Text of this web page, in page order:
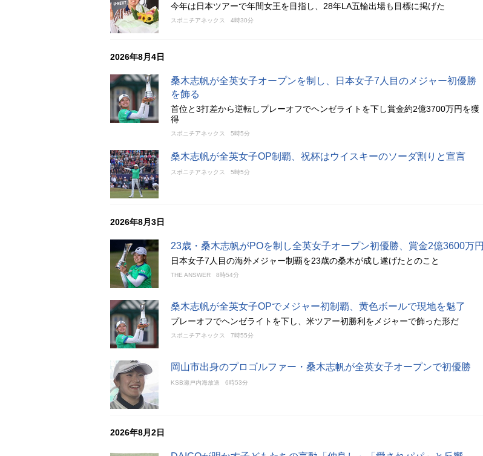
今年は日本ツアーで年間女王を目指し、28年LA五輪出場も目標に掲げた
スポニチアネックス 4時30分
2026年8月4日
桑木志帆が全英女子オープンを制し、日本女子7人目のメジャー初優勝
を飾る
首位と3打差から逆転しプレーオフでヘンゼライトを下し賞金約2億3700万円を獲
得
スポニチアネックス 5時5分
桑木志帆が全英女子OP制覇、祝杯はウイスキーのソーダ割りと宣言
スポニチアネックス 5時5分
2026年8月3日
23歳・桑木志帆がPOを制し全英女子オープン初優勝、賞金2億3600万円
日本女子7人目の海外メジャー制覇を23歳の桑木が成し遂げたとのこと
THE ANSWER 8時54分
桑木志帆が全英女子OPでメジャー初制覇、黄色ボールで現地を魅了
プレーオフでヘンゼライトを下し、米ツアー初勝利をメジャーで飾った形だ
スポニチアネックス 7時55分
岡山市出身のプロゴルファー・桑木志帆が全英女子オープンで初優勝
KSB瀬戸内海放送 6時53分
2026年8月2日